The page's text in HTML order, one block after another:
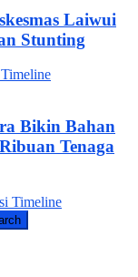
Laiwui
Stunting
Bikin Bahan
Tenaga
Timeline